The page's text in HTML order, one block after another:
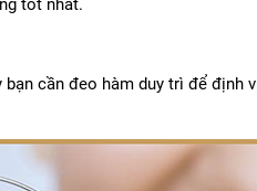
tốt nhất.
cần đeo hàm duy trì để